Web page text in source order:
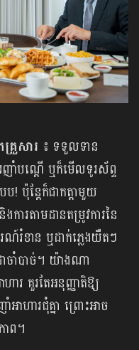
រួសារ ៖ ទទួលទាន
ញាំបណ្តើ ឬក៏មើលទូរស័ព្ទ
! ប៉ុន្តែក៏ជាកត្តាមួយ
ារតាមដានតម្រូវការនៃ
ណ៍រំខាន ឬដាក់ភ្លេងយឺតៗ
ាចាំបាច់។ យ៉ាងណា​
ារ គួរតែអនុញ្ញាតិឱ្យ
ាហារជុំគ្នា ព្រោះអាច
ាព។